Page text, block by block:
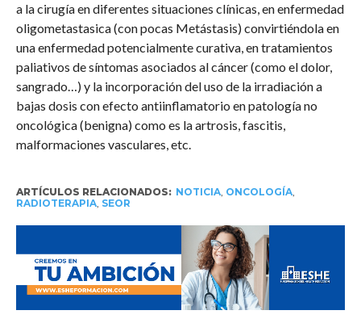
a la cirugía en diferentes situaciones clínicas, en enfermedad
oligometastasica (con pocas Metástasis) convirtiéndola en
una enfermedad potencialmente curativa, en tratamientos
paliativos de síntomas asociados al cáncer (como el dolor,
sangrado…) y la incorporación del uso de la irradiación a
bajas dosis con efecto antiinflamatorio en patología no
oncológica (benigna) como es la artrosis, fascitis,
malformaciones vasculares, etc.
ARTÍCULOS RELACIONADOS: NOTICIA, ONCOLOGÍA,
RADIOTERAPIA, SEOR